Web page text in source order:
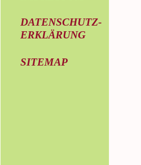
DATENSCHUTZ-
ERKLÄRUNG
SITEMAP